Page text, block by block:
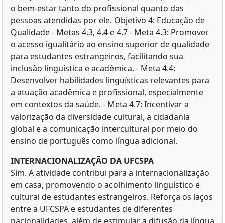
o bem-estar tanto do profissional quanto das
pessoas atendidas por ele. Objetivo 4: Educação de
Qualidade - Metas 4.3, 4.4 e 4.7 - Meta 4.3: Promover
o acesso igualitário ao ensino superior de qualidade
para estudantes estrangeiros, facilitando sua
inclusão linguística e acadêmica. - Meta 4.4:
Desenvolver habilidades linguísticas relevantes para
a atuação acadêmica e profissional, especialmente
em contextos da saúde. - Meta 4.7: Incentivar a
valorização da diversidade cultural, a cidadania
global e a comunicação intercultural por meio do
ensino de português como língua adicional.
INTERNACIONALIZAÇÃO DA UFCSPA
Sim. A atividade contribui para a internacionalização
em casa, promovendo o acolhimento linguístico e
cultural de estudantes estrangeiros. Reforça os laços
entre a UFCSPA e estudantes de diferentes
nacionalidades, além de estimular a difusão da língua